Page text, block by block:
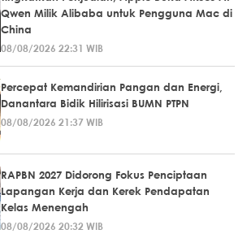
Qwen Milik Alibaba untuk Pengguna Mac di
China
08/08/2026 22:31 WIB
Percepat Kemandirian Pangan dan Energi,
Danantara Bidik Hilirisasi BUMN PTPN
08/08/2026 21:37 WIB
RAPBN 2027 Didorong Fokus Penciptaan
Lapangan Kerja dan Kerek Pendapatan
Kelas Menengah
08/08/2026 20:32 WIB